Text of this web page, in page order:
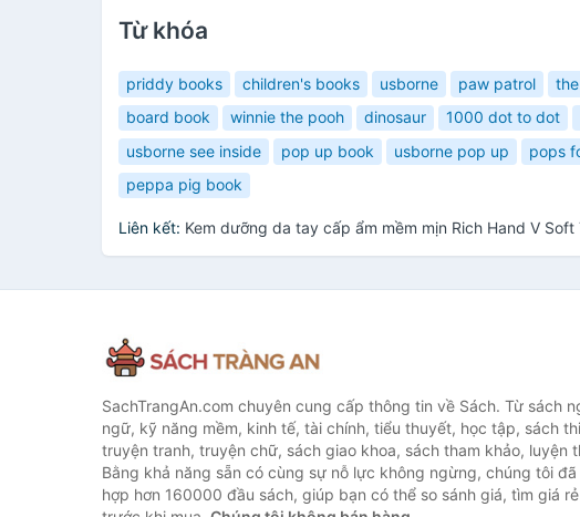
Từ khóa
priddy books children's books usborne paw patrol
board book
winnie the pooh dinosaur 1000 dot to dot
usborne see inside
pop up book usborne pop up pops
peppa pig book
Liên kết: Kem dưỡng da tay cấp ẩm mềm mịn Rich Hand V
SachTrangAn.com chuyên cung cấp thông tin về Sách. Từ sách
ngữ, kỹ năng mềm, kinh tế, tài chính, tiểu thuyết, học tập, sách
truyện tranh, truyện chữ, sách giao khoa, sách tham khảo, luyện
Bằng khả năng sẵn có cùng sự nỗ lực không ngừng, chúng tôi
hợp hơn 160000 đầu sách, giúp bạn có thể so sánh giá, tìm giá